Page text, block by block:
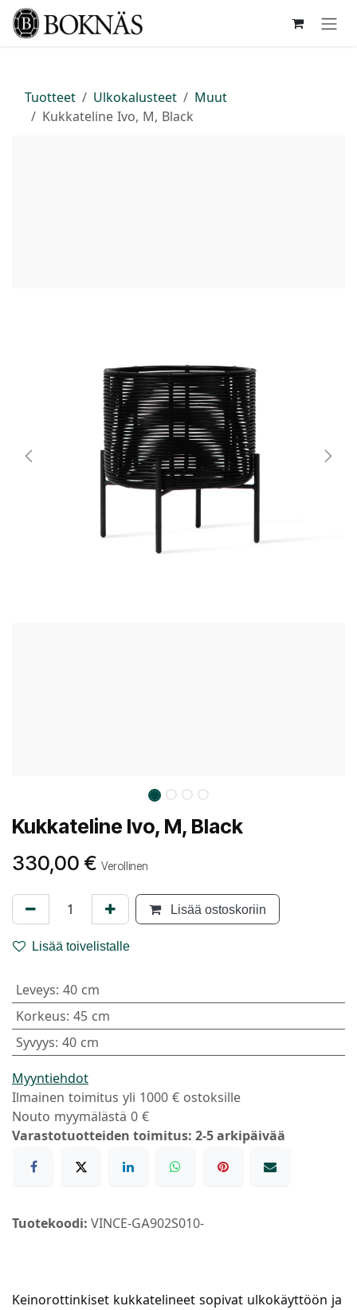
Siirry sisältöön
Tuotteet Ulkokalusteet
Muut
Kukkateline Ivo, M, Black
Kukkateline Ivo, M, Black
330,00 € Verollinen
Lisää ostoskoriin
Lisää toivelistalle
Leveys: 40 cm
Korkeus: 45 cm
Syvyys: 40 cm
Myyntiehdot
Ilmainen toimitus yli 1000 € ostoksille
Nouto myymälästä 0 €
Varastotuotteiden toimitus: 2-5 arkipäivää
Tuotekoodi: VINCE-GA902S010-
Keinorottinkiset kukkatelineet sopivat ulkokäyttöön ja